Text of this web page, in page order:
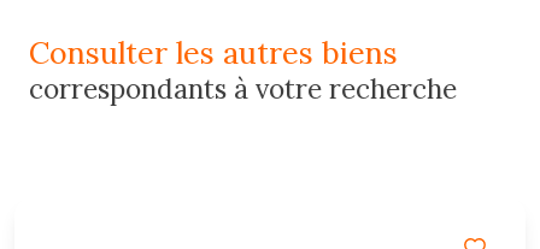
consulter les autres biens
correspondants à votre recherche